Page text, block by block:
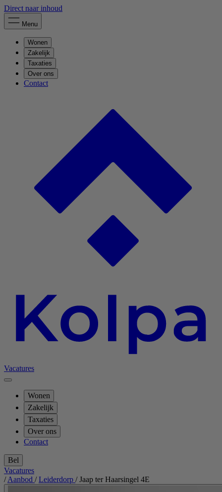
Direct naar inhoud
Menu
Wonen
Zakelijk
Taxaties
Over ons
Contact
Vacatures
Wonen
Zakelijk
Taxaties
Over ons
Contact
Bel
Vacatures
/ Aanbod / Leiderdorp / Jaap ter Haarsingel 4E